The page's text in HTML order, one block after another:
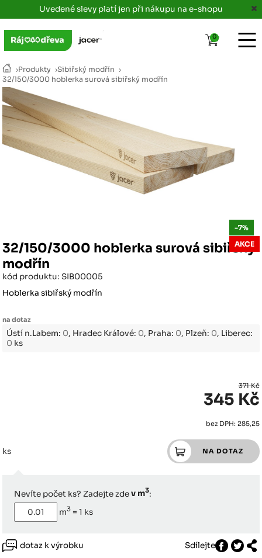
Uvedené slevy platí jen při nákupu na e-shopu
›Produkty ›Sibiřský modřín ›
32/150/3000 hoblerka surová sibiřský modřín
32/150/3000 hoblerka surová sibiřský
modřín
kód produktu: SIB00005
Hoblerka sibiřský modřín
na dotaz
Ústí n.Labem: 0, Hradec Králové: 0, Praha: 0, Plzeň: 0, Liberec:
0 ks
-7%
AKCE
371 Kč
345 Kč
bez DPH: 285,25
ks
Nevíte počet ks? Zadejte zdev m3:
m3 =1 ks
dotaz k výrobku
Sdílejte
0